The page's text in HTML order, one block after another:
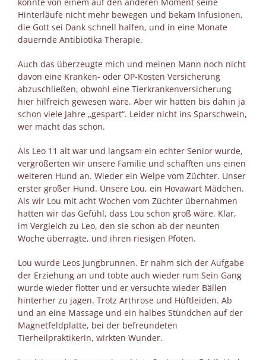
Hinterläufe nicht mehr bewegen und bekam Infusionen,
die Gott sei Dank schnell halfen, und in eine Monate
dauernde Antibiotika Therapie.
Auch das überzeugte mich und meinen Mann noch nicht
davon eine Kranken- oder OP-Kosten Versicherung
abzuschließen, obwohl eine Tierkrankenversicherung
hier hilfreich gewesen wäre. Aber wir hatten bis dahin ja
schon viele Jahre „gespart“. Leider nicht ins Sparschwein,
wer macht das schon.
Als Leo 11 alt war und langsam ein echter Senior wurde,
vergrößerten wir unsere Familie und schafften uns einen
weiteren Hund an. Wieder ein Welpe vom Züchter. Unser
erster großer Hund. Unsere Lou, ein Hovawart Mädchen.
Als wir Lou mit acht Wochen vom Züchter übernahmen
hatten wir das Gefühl, dass Lou schon groß wäre. Klar,
im Vergleich zu Leo, den sie schon ab der neunten
Woche überragte, und ihren riesigen Pfoten.
Lou wurde Leos Jungbrunnen. Er nahm sich der Aufgabe
der Erziehung an und tobte auch wieder rum Sein Gang
wurde wieder flotter und er versuchte wieder Bällen
hinterher zu jagen. Trotz Arthrose und Hüftleiden. Ab
und an eine Massage und ein halbes Stündchen auf der
Magnetfeldplatte, bei der befreundeten
Tierheilpraktikerin, wirkten Wunder.